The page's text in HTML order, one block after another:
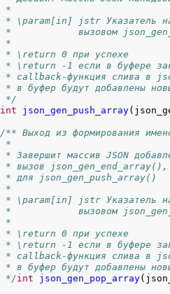
*
* \param[in] jstr Указатель на
*            вызовом
*
* \return 0 при успехе
* \return -1 если в буфере
* callback-функция слива в
* в буфер будут добавлены
*/
int
json_gen_push_array
/** Выход из формирования
*
* Завершит массив JSON
* вызов json_gen_end_array(),
* для json_gen_push_array()
*
* \param[in] jstr Указатель на
*            вызовом
*
* \return 0 при успехе
* \return -1 если в буфере
* callback-функция слива в
* в буфер будут добавлены
*/int json_gen_pop_array